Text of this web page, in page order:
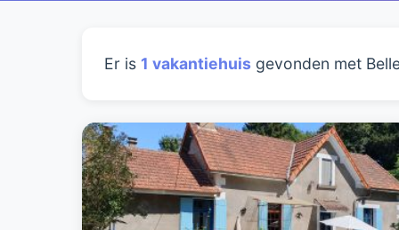
Er is 1 vakantiehuis gevonden met